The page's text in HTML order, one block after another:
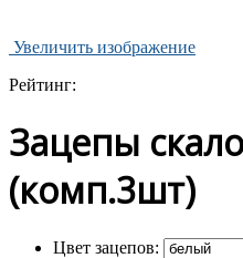
Увеличить изображение
Рейтинг:
Зацепы
(комп.3шт)
Цвет зацепов: